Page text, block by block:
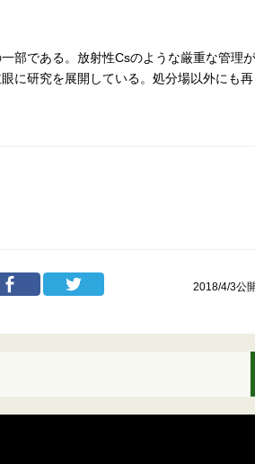
部である。放射性Csのような厳重な管理が
に研究を展開している。処分場以外にも再
2018/4/3公